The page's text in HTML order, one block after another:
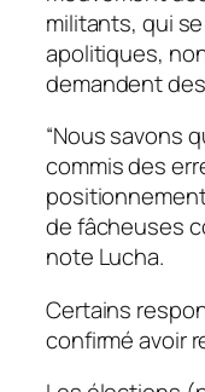
militants, qui
apolitiques,
demandent
“Nous savons
commis des
de fâcheuses
note Lucha.
Certains
confirmé avoir